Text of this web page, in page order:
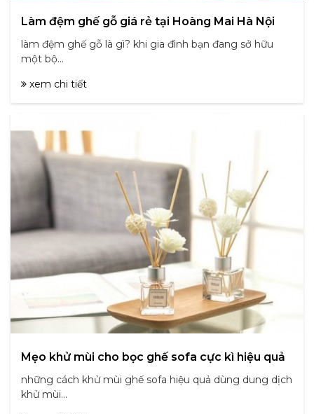
Làm đệm ghế gỗ giá rẻ tại Hoàng Mai Hà Nội
làm đệm ghế gỗ là gì? khi gia đình bạn đang sở hữu
một bộ...
xem chi tiết
Mẹo khử mùi cho bọc ghế sofa cực kì hiệu quả
những cách khử mùi ghế sofa hiệu quả dùng dung dịch
khử mùi...